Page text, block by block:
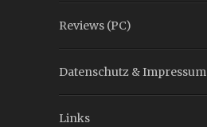
Reviews (PC)
Datenschutz & Impressum
Links